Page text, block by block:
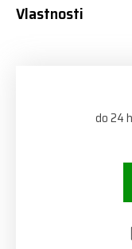
Vlastnosti
do 24